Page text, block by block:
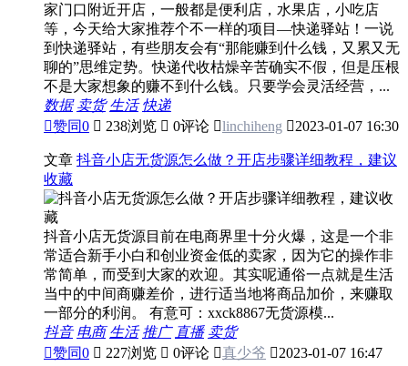
家门口附近开店，一般都是便利店，水果店，小吃店
等，今天给大家推荐个不一样的项目—快递驿站！一说
到快递驿站，有些朋友会有“那能赚到什么钱，又累又无
聊的”思维定势。快递代收枯燥辛苦确实不假，但是压根
不是大家想象的赚不到什么钱。只要学会灵活经营，...
数据 卖货 生活 快递
赞同0  238浏览  0评论 linchiheng 2023-01-07 16:30
文章 抖音小店无货源怎么做？开店步骤详细教程，建议
收藏
抖音小店无货源目前在电商界里十分火爆，这是一个非
常适合新手小白和创业资金低的卖家，因为它的操作非
常简单，而受到大家的欢迎。其实呢通俗一点就是生活
当中的中间商赚差价，进行适当地将商品加价，来赚取
一部分的利润。 有意可：xxck8867无货源模...
抖音 电商 生活 推广 直播 卖货
赞同0  227浏览  0评论 真少爷 2023-01-07 16:47